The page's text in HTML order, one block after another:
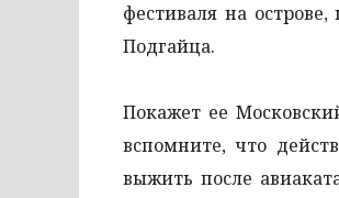
фестиваля на
Подгайца.
Покажет ее
вспомните, что
выжить после